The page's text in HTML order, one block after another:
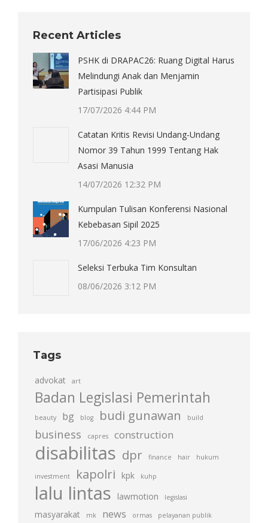
Recent Articles
PSHK di DRAPAC26: Ruang Digital Harus
Melindungi Anak dan Menjamin
Partisipasi Publik
17/07/2026 4:44 PM
Catatan Kritis Revisi Undang-Undang
Nomor 39 Tahun 1999 Tentang Hak
Asasi Manusia
14/07/2026 12:32 PM
Kumpulan Tulisan Konferensi Nasional
Kebebasan Sipil 2025
17/06/2026 4:23 PM
Seleksi Terbuka Tim Konsultan
08/06/2026 3:12 PM
Tags
advokat art
Badan Legislasi Pemerintah
beauty bg blog budi gunawan build
business capres construction
disabilitas dpr finance hair hukum
investment kapolri kpk kuhp
lalu lintas lawmotion legislasi
masyarakat mk news ormas pelayanan publik